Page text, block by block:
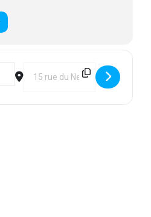
Address - ENTENTE : Stage collégial
Destination Address -